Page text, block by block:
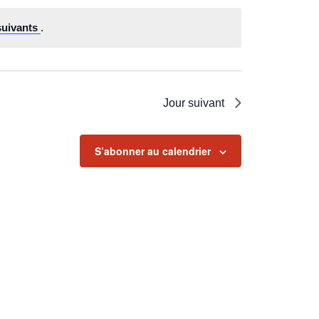
.
Jour suivant
S’abonner au calendrier